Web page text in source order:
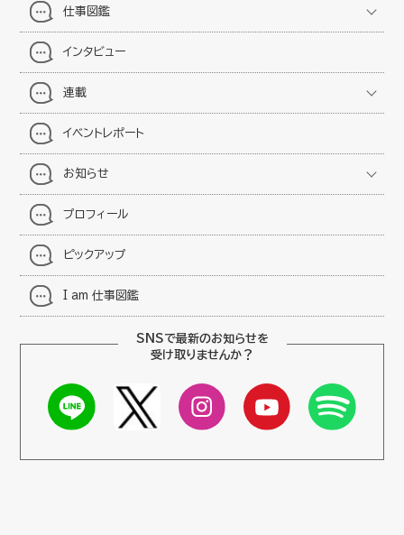
仕事図鑑
インタビュー
連載
イベントレポート
お知らせ
プロフィール
ピックアップ
I am 仕事図鑑
SNSで最新のお知らせを
受け取りませんか？